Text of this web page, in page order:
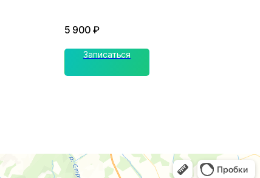
5 900 ₽
Записаться